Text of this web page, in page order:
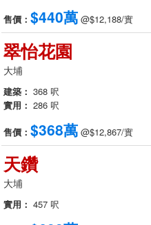
售價： $440萬 @$12,188/實
翠怡花園
大埔
建築： 368 呎
實用： 286 呎
售價： $368萬 @$12,867/實
天鑽
大埔
實用： 457 呎